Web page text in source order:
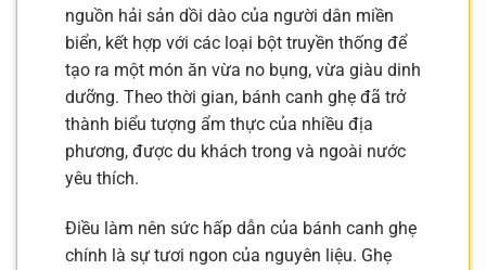
nguồn hải sản dồi dào của người dân miền
biển, kết hợp với các loại bột truyền thống để
tạo ra một món ăn vừa no bụng, vừa giàu dinh
dưỡng. Theo thời gian, bánh canh ghẹ đã trở
thành biểu tượng ẩm thực của nhiều địa
phương, được du khách trong và ngoài nước
yêu thích.
Điều làm nên sức hấp dẫn của bánh canh ghẹ
chính là sự tươi ngon của nguyên liệu. Ghẹ